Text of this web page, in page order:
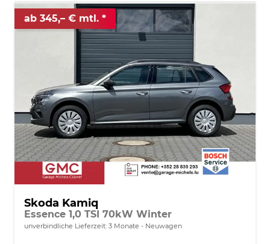
ab 345,– € mtl.
Skoda Kamiq
Essence 1,0 TSI 70kW Winter
unverbindliche Lieferzeit: 3 Monate Neuwagen